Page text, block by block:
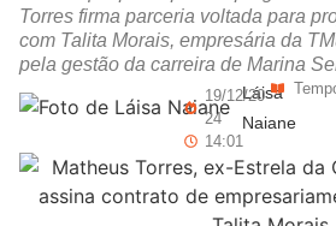
Torres firma parceria voltada para
com Talita Morais, empresária da
pela gestão da carreira de Marina
Láisa
Naiane
19/12/20
24
14:01